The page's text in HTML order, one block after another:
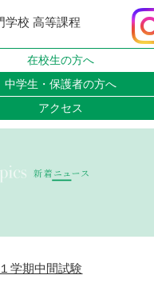
学校 高等課程
在校生の方へ
中学生・保護者の方へ
アクセス
学期中間試験